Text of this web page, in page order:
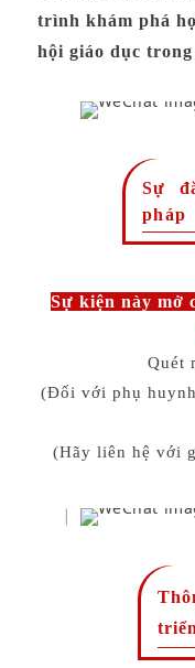
trình khám phá
hội giáo dục
Sự
pháp
Sự kiện này mở
Quét
(Đối với phụ
(Hãy liên hệ với